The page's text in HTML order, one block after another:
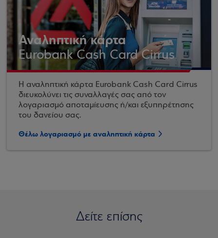
Αναληπτική κάρτα
Eurobank Cash Card Cirrus
Η αναληπτική κάρτα Eurobank Cash Card Cirrus
διευκολύνει τις συναλλαγές σας από τον
λογαριασμό αποταμίευσης ή/και εξυπηρέτησης
του δανείου σας.
Θέλω λογαριασμό με αναληπτική κάρτα
Δείτε επίσης